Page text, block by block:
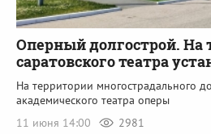
Оперный долгострой. На
саратовского театра
На территории многострадального
академического театра оперы
11 июня 14:00
2981